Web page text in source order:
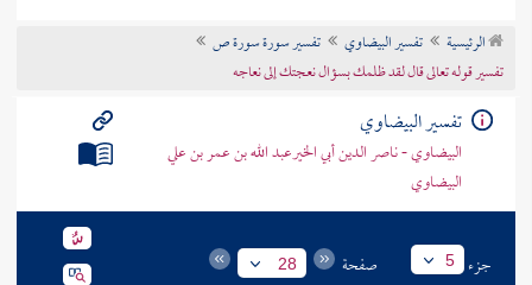
تراجم الأعلام
الرئيسية تفسير البيضاوي
تفسير سورة سورة ص
تفسير قوله تعالى قال لقد ظلمك بسؤال نعجتك إلى نعاجه
تفسير البيضاوي
البيضاوي - ناصر الدين أبي الخيرعبد الله بن عمر بن علي
البيضاوي
جزء 5 صفحة 28